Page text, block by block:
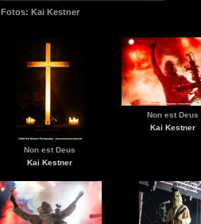
Fotos: Kai Kestner
Non est Deus
Kai Kestner
Non est Deus
Kai Kestner